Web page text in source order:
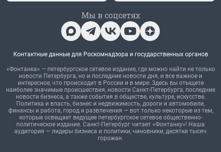
Мы в соцсетях
Контактные данные для Роскомнадзора и государственных органов
«Фонтанка» — петербургское сетевое издание, где можно найти не только
новости Петербурга, но и последние новости дня, и все важное и
интересное, что происходит в России и в мире. Здесь вы отыщете
наиболее значимые происшествия, новости Санкт-Петербурга, последние
новости бизнеса, а также события в обществе, культуре, искусстве.
Политика и власть, бизнес и недвижимость, дороги и автомобили,
финансы и работа, город и развлечения — вот только некоторые из тем,
которые освещает ведущее петербургское сетевое общественно-
политическое издание. Санкт-Петербург читает «Фонтанку»! Наша
аудитория — лидеры бизнеса и политики, чиновники, десятки тысяч
горожан.